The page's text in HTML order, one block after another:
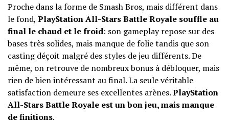
Proche dans la forme de Smash Bros, mais différent dans
le fond, PlayStation All-Stars Battle Royale souffle au
final le chaud et le froid: son gameplay repose sur des
bases très solides, mais manque de folie tandis que son
casting déçoit malgré des styles de jeu différents. De
même, on retrouve de nombreux bonus à débloquer, mais
rien de bien intéressant au final. La seule véritable
satisfaction demeure ses excellentes arènes.PlayStation
All-Stars Battle Royale est un bon jeu, mais manque
de finitions.